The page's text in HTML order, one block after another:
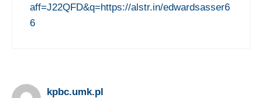
aff=J22QFD&q=https://alstr.in/edwardsasser6
6
kpbc.umk.pl